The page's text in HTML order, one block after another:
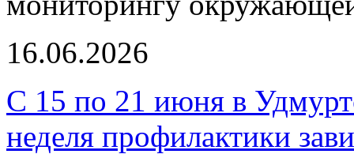
16.06.2026
С 15 по 21 июня в
неделя профилактики